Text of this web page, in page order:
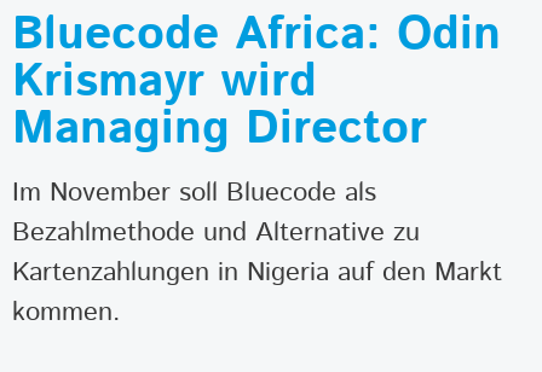
Bluecode Africa: Odin
Krismayr wird
Managing Director
Im November soll Bluecode als
Bezahlmethode und Alternative zu
Kartenzahlungen in Nigeria auf den Markt
kommen.